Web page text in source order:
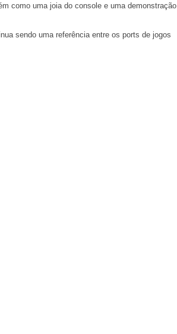
como uma joia do console e uma demonstração
sendo uma referência entre os ports de jogos